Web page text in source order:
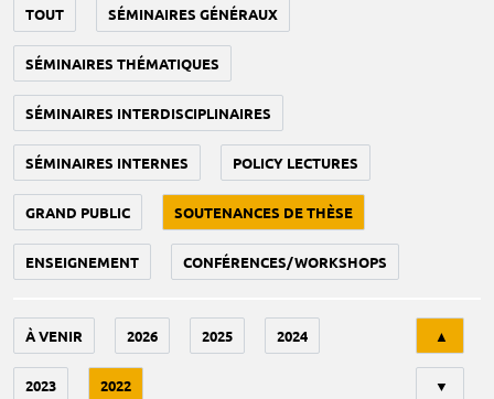
TOUT SÉMINAIRES GÉNÉRAUX
SÉMINAIRES THÉMATIQUES
SÉMINAIRES INTERDISCIPLINAIRES
SÉMINAIRES INTERNES POLICY LECTURES
GRAND PUBLIC SOUTENANCES DE THÈSE
ENSEIGNEMENT CONFÉRENCES/WORKSHOPS
À VENIR 2026 2025 2024
2023 2022
▲
▼